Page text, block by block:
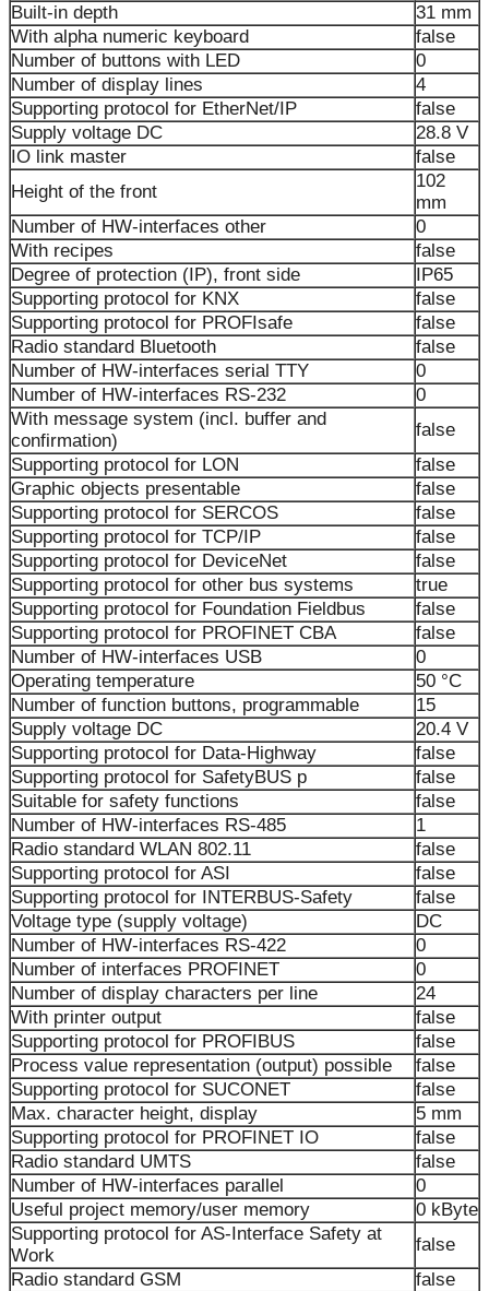
Built-in depth
31 mm
With alpha numeric keyboard
false
Number of buttons with LED
0
Number of display lines
4
Supporting protocol for EtherNet/IP
false
Supply voltage DC
28.8 V
IO link master
false
Height of the front
102
mm
Number of HW-interfaces other
0
With recipes
false
Degree of protection (IP), front side
IP65
Supporting protocol for KNX
false
Supporting protocol for PROFIsafe
false
Radio standard Bluetooth
false
Number of HW-interfaces serial TTY
0
Number of HW-interfaces RS-232
0
With message system (incl. buffer and
confirmation)
false
Supporting protocol for LON
false
Graphic objects presentable
false
Supporting protocol for SERCOS
false
Supporting protocol for TCP/IP
false
Supporting protocol for DeviceNet
false
Supporting protocol for other bus systems
true
Supporting protocol for Foundation Fieldbus
false
Supporting protocol for PROFINET CBA
false
Number of HW-interfaces USB
0
Operating temperature
50 °C
Number of function buttons, programmable
15
Supply voltage DC
20.4 V
Supporting protocol for Data-Highway
false
Supporting protocol for SafetyBUS p
false
Suitable for safety functions
false
Number of HW-interfaces RS-485
1
Radio standard WLAN 802.11
false
Supporting protocol for ASI
false
Supporting protocol for INTERBUS-Safety
false
Voltage type (supply voltage)
DC
Number of HW-interfaces RS-422
0
Number of interfaces PROFINET
0
Number of display characters per line
24
With printer output
false
Supporting protocol for PROFIBUS
false
Process value representation (output) possible
false
Supporting protocol for SUCONET
false
Max. character height, display
5 mm
Supporting protocol for PROFINET IO
false
Radio standard UMTS
false
Number of HW-interfaces parallel
0
Useful project memory/user memory
0 kByte
Supporting protocol for AS-Interface Safety at
Work
false
Radio standard GSM
false